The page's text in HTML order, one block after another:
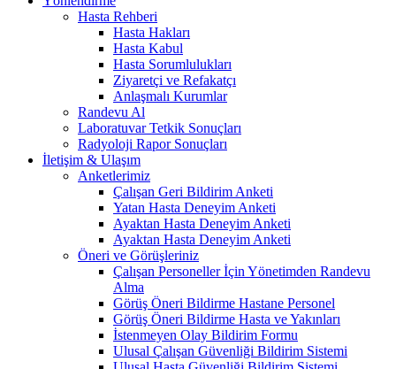
Hasta Rehberi
Hasta Hakları
Hasta Kabul
Hasta Sorumlulukları
Ziyaretçi ve Refakatçı
Anlaşmalı Kurumlar
Randevu Al
Laboratuvar Tetkik Sonuçları
Radyoloji Rapor Sonuçları
İletişim & Ulaşım
Anketlerimiz
Çalışan Geri Bildirim Anketi
Yatan Hasta Deneyim Anketi
Ayaktan Hasta Deneyim Anketi
Ayaktan Hasta Deneyim Anketi
Öneri ve Görüşleriniz
Çalışan Personeller İçin Yönetimden Randevu
Alma
Görüş Öneri Bildirme Hastane Personel
Görüş Öneri Bildirme Hasta ve Yakınları
İstenmeyen Olay Bildirim Formu
Ulusal Çalışan Güvenliği Bildirim Sistemi